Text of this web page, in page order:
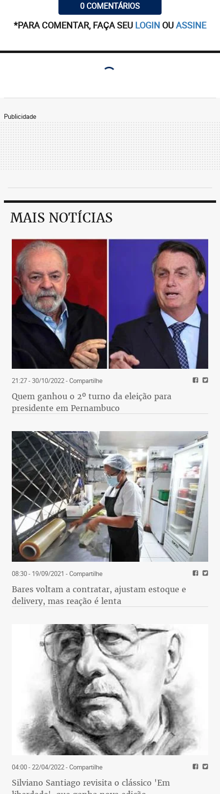
0 COMENTÁRIOS
*PARA COMENTAR, FAÇA SEU LOGIN OUASSINE
Publicidade
MAIS NOTÍCIAS
21:27 - 30/10/2022- Compartilhe
Quem ganhou o 2º turno da eleição para
presidente em Pernambuco
08:30 - 19/09/2021 - Compartilhe
Bares voltam a contratar, ajustam estoque e
delivery, mas reação é lenta
04:00 - 22/04/2022- Compartilhe
Silviano Santiago revisita o clássico 'Em